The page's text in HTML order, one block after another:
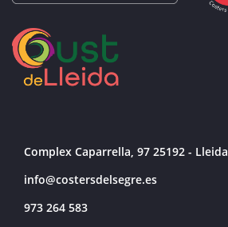
Complex Caparrella, 97 25192 - Lleida
info@costersdelsegre.es
973 264 583